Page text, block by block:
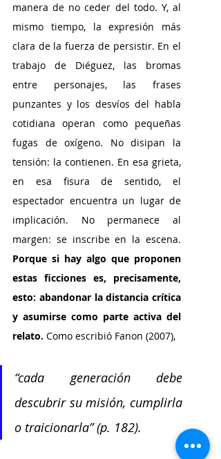
manera de no ceder del todo. Y, al
mismo tiempo, la expresión más
clara de la fuerza de persistir. En el
trabajo de Diéguez, las bromas
entre personajes, las frases
punzantes y los desvíos del habla
cotidiana operan como pequeñas
fugas de oxígeno. No disipan la
tensión: la contienen. En esa grieta,
en esa fisura de sentido, el
espectador encuentra un lugar de
implicación. No permanece al
margen: se inscribe en la escena.
Porque si hay algo que proponen
estas ficciones es, precisamente,
esto: abandonar la distancia crítica
y asumirse como parte activa del
relato. Como escribió Fanon (2007),
“cada generación debe
descubrir su misión, cumplirla
o traicionarla” (p. 182).